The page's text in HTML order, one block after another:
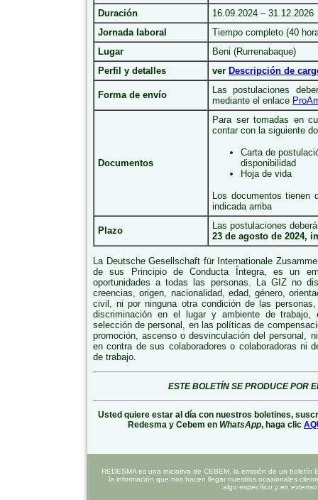
Duración
16.09.2024 – 31.12.2026
Jornada laboral
Tiempo completo (40
Lugar
Beni (Rurrenabaque)
Perfil y detalles
ver Descripción de
Forma de envío
Las postulaciones
mediante el enlace
Documentos
Para ser tomadas en
contar con la siguiente
Carta de
disponibilidad
Hoja de vida
Los documentos tienen
indicada arriba
Plazo
Las postulaciones
23 de agosto de 2024,
La Deutsche Gesellschaft für Internationale
de sus Principio de Conducta Íntegra, es un
oportunidades a todas las personas. La GIZ no
creencias, origen, nacionalidad, edad, género,
civil, ni por ninguna otra condición de las
discriminación en el lugar y ambiente de
selección de personal, en las políticas de
promoción, ascenso o desvinculación del personal,
en contra de sus colaboradores o colaboradoras ni
de trabajo.
ESTE BOLETÍN SE PRODUCE POR
Usted quiere estar al día con nuestros boletines,
Redesma y Cebem en WhatsApp, haga clic
REDESMA es una iniciativa de CEBEM, la emisión de un
la información que nos hacen llegar nuestros ocasionales
algo específico y en